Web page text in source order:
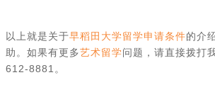
以上就是关于早稻田大学留学申请条件的介
助。如果有更多艺术留学问题，请直接拨打
612-8881。